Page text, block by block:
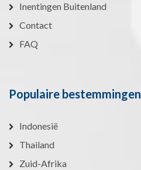
Inentingen Buitenland
Contact
FAQ
Populaire bestemmingen
Indonesië
Thailand
Zuid-Afrika